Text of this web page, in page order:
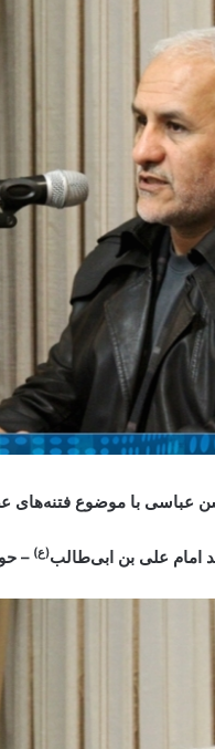
عباسی با موضوع فتنه‌های
(ع) – حوزه